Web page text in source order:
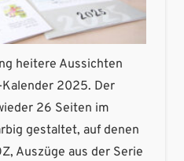
heitere Aussichten
2025. Der
26 Seiten im
gestaltet, auf denen
Auszüge aus der Serie